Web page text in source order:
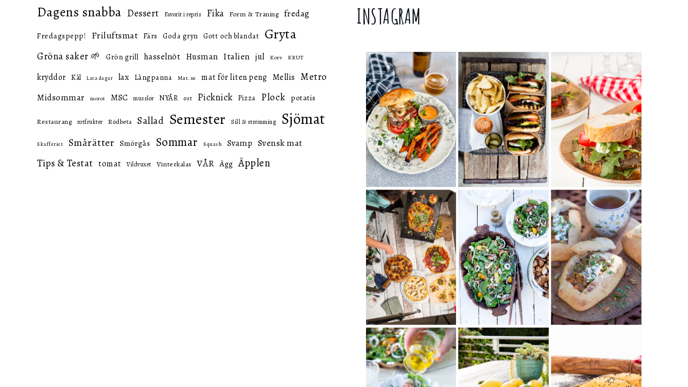
Dagens snabba Dessert Favorit i repris Fika Form & Träning fredag
Fredagspepp! Friluftsmat Färs Goda gryn Gott och blandat Gryta
Gröna saker 🌱 Grön grill hasselnöt Husman Italien jul Korv KRUT
kryddor Kål Lata dagar lax Långpanna Mat.se mat för liten peng Mellis Metro
Midsommar morot MSC musslor NYÅR ost Picknick Pizza Plock potatis
Restaurang rotfrukter Rödbeta Sallad Semester Sill & strömming Sjömat
Skafferiet Smårätter Smörgås Sommar Squash Svamp Svensk mat
Tips & Testat tomat Vildvuxet Vinterkalas VÅR Ägg Äpplen
INSTAGRAM